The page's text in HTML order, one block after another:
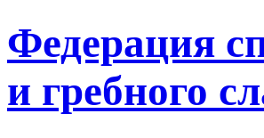
Федерация
и гребного